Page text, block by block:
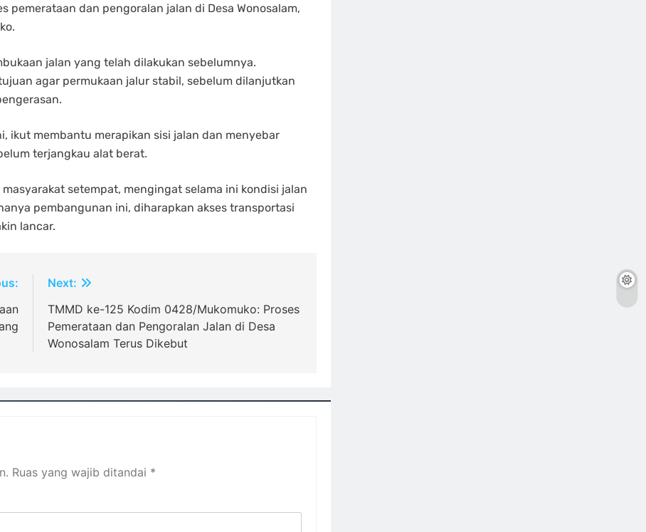
pemerataan dan pengoralan jalan di Desa Wonosalam,
jalan yang telah dilakukan sebelumnya.
agar permukaan jalur stabil, sebelum dilanjutkan
ikut membantu merapikan sisi jalan dan menyebar
terjangkau alat berat.
setempat, mengingat selama ini kondisi jalan
pembangunan ini, diharapkan akses transportasi
lancar.
Next:
TMMD ke-125 Kodim 0428/Mukomuko: Proses
Pemerataan dan Pengoralan Jalan di Desa
Wonosalam Terus Dikebut
Ruas yang wajib ditandai *